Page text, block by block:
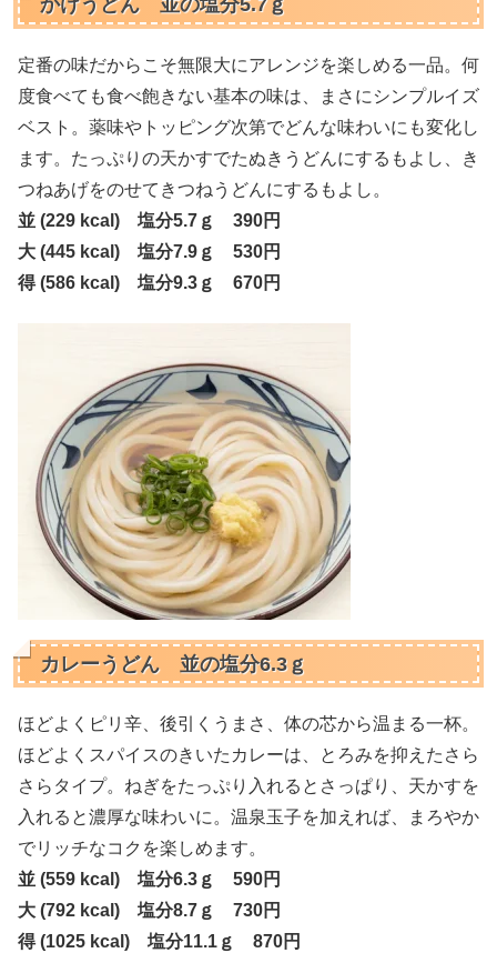
かけうどん 並の塩分5.7ｇ
定番の味だからこそ無限大にアレンジを楽しめる一品。何
度食べても食べ飽きない基本の味は、まさにシンプルイズ
ベスト。薬味やトッピング次第でどんな味わいにも変化し
ます。たっぷりの天かすでたぬきうどんにするもよし、き
つねあげをのせてきつねうどんにするもよし。
並 (229 kcal) 塩分5.7ｇ 390円
大 (445 kcal) 塩分7.9ｇ 530円
得 (586 kcal) 塩分9.3ｇ 670円
カレーうどん 並の塩分6.3ｇ
ほどよくピリ辛、後引くうまさ、体の芯から温まる一杯。
ほどよくスパイスのきいたカレーは、とろみを抑えたさら
さらタイプ。ねぎをたっぷり入れるとさっぱり、天かすを
入れると濃厚な味わいに。温泉玉子を加えれば、まろやか
でリッチなコクを楽しめます。
並 (559 kcal) 塩分6.3ｇ 590円
大 (792 kcal) 塩分8.7ｇ 730円
得 (1025 kcal) 塩分11.1ｇ 870円